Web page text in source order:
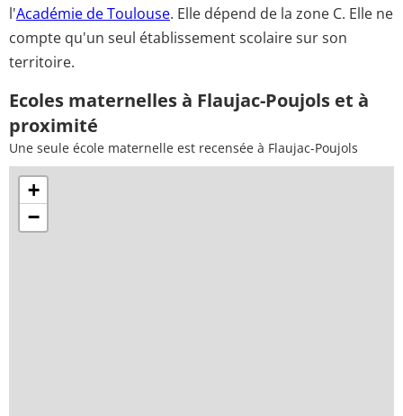
l'Académie de Toulouse. Elle dépend de la zone C. Elle ne
compte qu'un seul établissement scolaire sur son
territoire.
Ecoles maternelles à Flaujac-Poujols et à
proximité
Une seule école maternelle est recensée à Flaujac-Poujols
+
−